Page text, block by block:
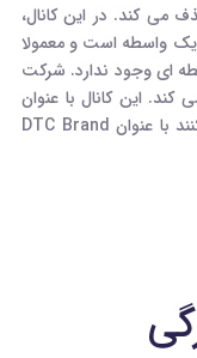
می کند. در این کانال،
یک واسطه است و معمولا
ای وجود ندارد. شرکت
این کانال با عنوان
direct-to-consumer شناخته می شود. همچنین برندهایی که از این کانال استفاده می کنند با عنوان DTC Brand